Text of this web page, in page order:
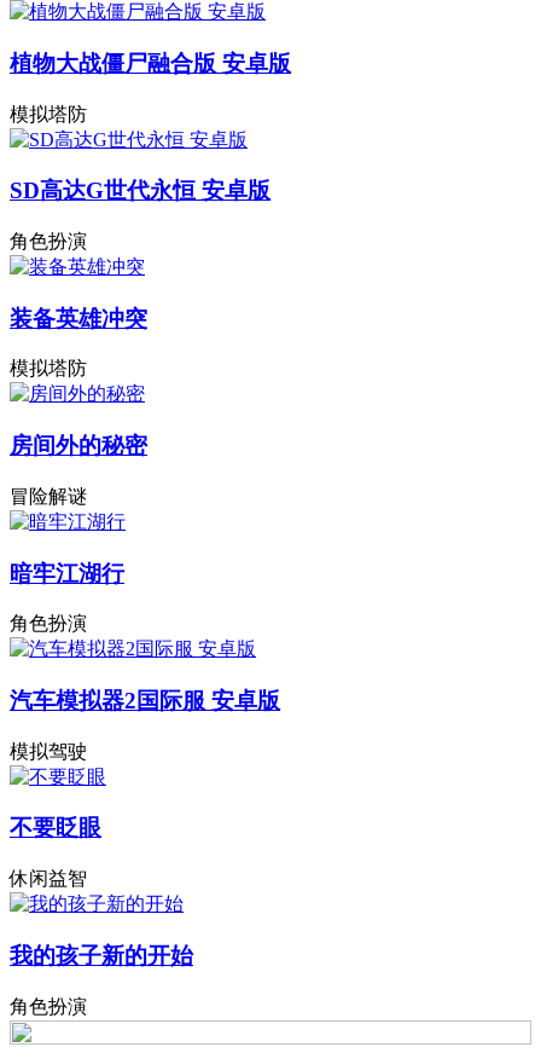
植物大战僵尸融合版 安卓版
模拟塔防
SD高达G世代永恒 安卓版
角色扮演
装备英雄冲突
模拟塔防
房间外的秘密
冒险解谜
暗牢江湖行
角色扮演
汽车模拟器2国际服 安卓版
模拟驾驶
不要眨眼
休闲益智
我的孩子新的开始
角色扮演